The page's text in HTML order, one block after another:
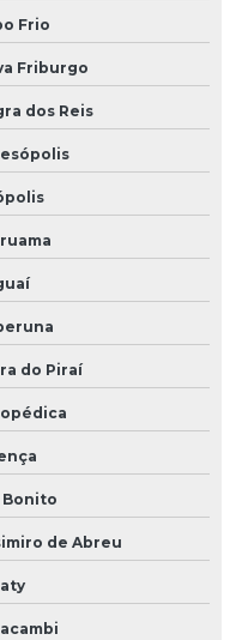
Frio
Friburgo
dos Reis
do Piraí
Bonito
de Abreu